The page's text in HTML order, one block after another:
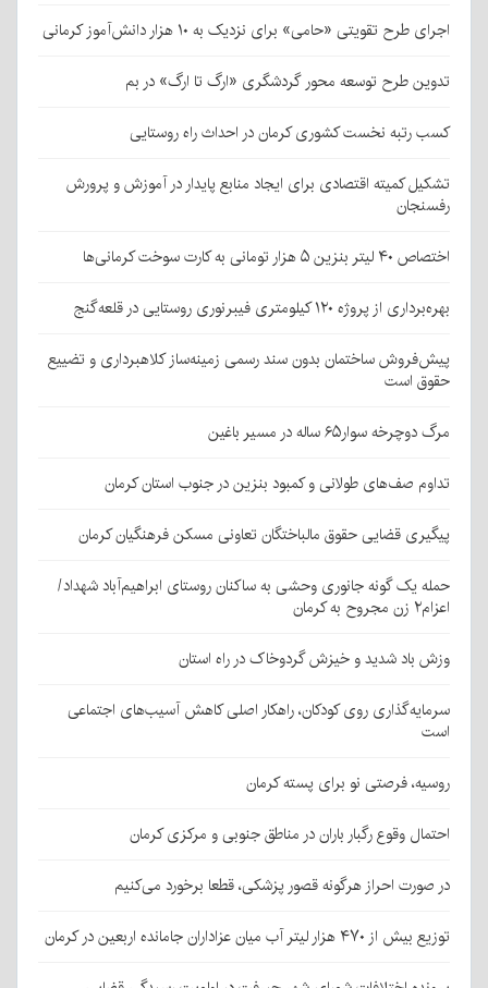
اجرای طرح تقویتی «حامی» برای نزدیک به ۱۰ هزار دانش‌آموز کرمانی
تدوین طرح توسعه محور گردشگری «ارگ تا ارگ» در بم
کسب رتبه نخست کشوری کرمان در احداث راه روستایی
تشکیل کمیته اقتصادی برای ایجاد منابع پایدار در آموزش و پرورش
رفسنجان
اختصاص ۴۰ لیتر بنزین ۵ هزار تومانی به کارت سوخت کرمانی‌ها
بهره‌برداری از پروژه ۱۲۰ کیلومتری فیبرنوری روستایی در قلعه‌گنج
پیش‌فروش ساختمان بدون سند رسمی زمینه‌ساز کلاهبرداری و تضییع
حقوق است
مرگ دوچرخه سوار۶۵ ساله در مسیر باغین
تداوم صف‌های طولانی و کمبود بنزین در جنوب استان کرمان
پیگیری قضایی حقوق مالباختگان تعاونی مسکن فرهنگیان کرمان
حمله یک گونه جانوری وحشی به ساکنان روستای ابراهیم‌آباد شهداد/
اعزام۲ زن مجروح به کرمان
وزش باد شدید و خیزش گردوخاک در راه استان
سرمایه‌گذاری روی کودکان، راهکار اصلی کاهش آسیب‌های اجتماعی
است
روسیه، فرصتی نو برای پسته کرمان
احتمال وقوع رگبار باران در مناطق جنوبی و مرکزی کرمان
در صورت احراز هرگونه قصور پزشکی، قطعا برخورد می‌کنیم
توزیع بیش از ۴۷۰ هزار لیتر آب میان عزاداران جامانده اربعین در کرمان